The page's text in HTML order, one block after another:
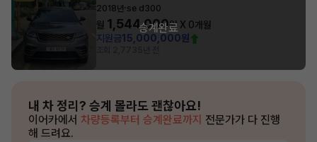
2018년· se d300
월 1,544,000원 X 0개월
지원금15,000,000원
승계완료
내 차 정리? 승계 몰라도 괜찮아요!
이어카에서 차량등록부터 승계완료까지 전문가가 다 진행
해 드려요.